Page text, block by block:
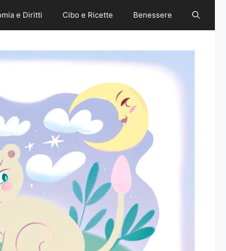
e Diritti Cibo e Ricette Benessere